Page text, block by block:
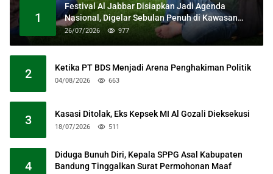
1
Festival Al Jabbar Disiapkan Jadi Agenda
Nasional, Digelar Sebulan Penuh di Kawasan
Masjid Raya Al Jabbar
26/07/2026 977
2 Ketika PT BDS Menjadi Arena Penghakiman Politik
04/08/2026 663
3 Kasasi Ditolak, Eks Kepsek MI Al Gozali Dieksekusi
18/07/2026 511
4
Diduga Bunuh Diri, Kepala SPPG Asal Kabupaten
Bandung Tinggalkan Surat Permohonan Maaf